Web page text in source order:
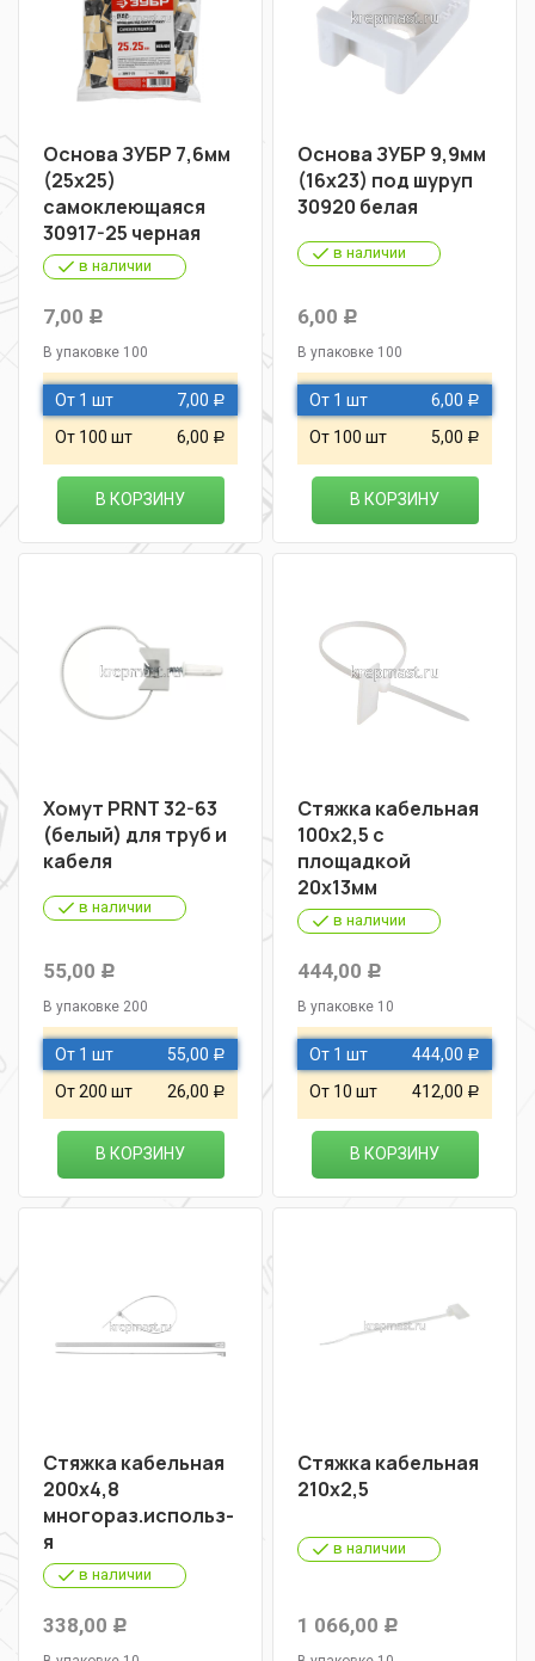
Основа ЗУБР 7,6мм
(25х25)
самоклеющаяся
30917-25 черная
в наличии
7,00 Р
В упаковке 100
От 1 шт 7,00 Р
От 100 шт 6,00 Р
В КОРЗИНУ
Основа ЗУБР 9,9мм
(16х23) под шуруп
30920 белая
в наличии
6,00 Р
В упаковке 100
От 1 шт 6,00 Р
От 100 шт 5,00 Р
В КОРЗИНУ
Хомут PRNT 32-63
(белый) для труб и
кабеля
в наличии
55,00 Р
В упаковке 200
От 1 шт 55,00 Р
От 200 шт 26,00 Р
В КОРЗИНУ
Стяжка кабельная
100х2,5 с
площадкой
20х13мм
в наличии
444,00 Р
В упаковке 10
От 1 шт 444,00 Р
От 10 шт 412,00 Р
В КОРЗИНУ
Стяжка кабельная
200х4,8
многораз.использ-
я
в наличии
338,00 Р
Стяжка кабельная
210х2,5
в наличии
1 066,00 Р